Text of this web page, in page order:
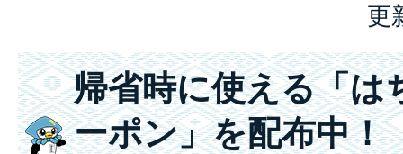
更
帰省時に使える「は
ーポン」を配布中！